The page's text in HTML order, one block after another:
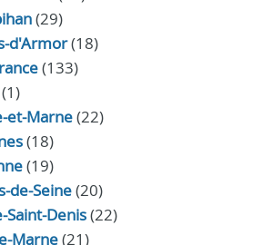
(29)
d'Armor(18)
(133)
et-Marne(22)
(18)
(19)
de-Seine(20)
Saint-Denis(22)
Marne(21)